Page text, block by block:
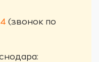
(звонок по